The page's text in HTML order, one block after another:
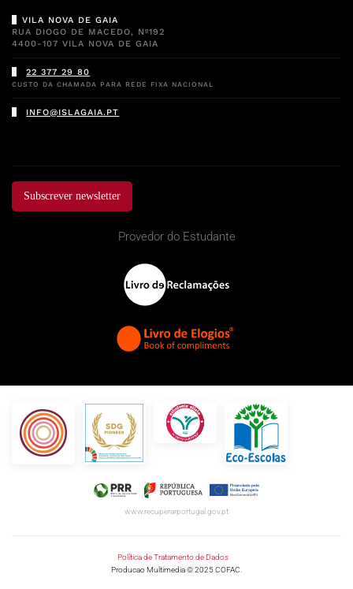
VILA NOVA DE GAIA
RUA DIOGO DE MACEDO, Nº192
4400-107 VILA NOVA DE GAIA
22 377 29 80
CUSTO DA CHAMADA PARA REDE FIXA NACIONAL
INFO@ISLAGAIA.PT
Subscrever newsletter
Provedor do Estudante
www.recuperarportugal.gov.pt
Política de Tratamento de Dados
Producao Multimedia © 2025 COFAC.